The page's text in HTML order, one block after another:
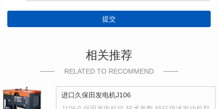
提交
相关推荐
RELATED TO RECOMMEND
进口久保田发电机J106